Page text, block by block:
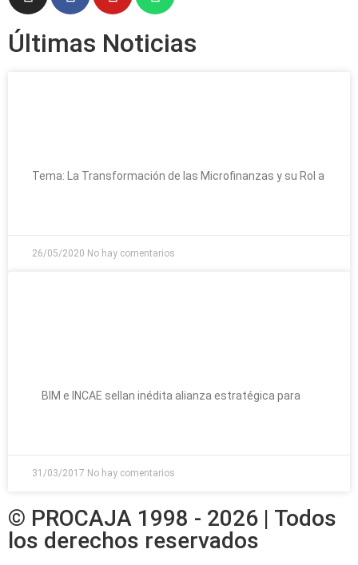
Últimas Noticias
Tema: La Transformación de las Microfinanzas y su Rol a
26/05/2020 No hay comentarios
BIM e INCAE sellan inédita alianza estratégica para
31/03/2017 No hay comentarios
© PROCAJA 1998 - 2026 | Todos
los derechos reservados